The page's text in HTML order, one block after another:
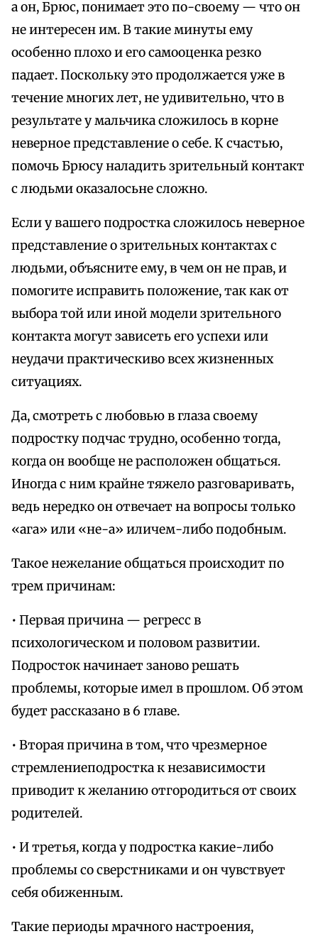
а он, Брюс, понимает это по-своему — что он
не интересен им. В такие минуты ему
особенно плохо и его самооценка резко
падает. Поскольку это продолжается уже в
течение многих лет, не удивительно, что в
результате у мальчика сложилось в корне
неверное представление о себе. К счастью,
помочь Брюсу наладить зрительный контакт
с людьми оказалосьне сложно.
Если у вашего подростка сложилось неверное
представление о зрительных контактах с
людьми, объясните ему, в чем он не прав, и
помогите исправить положение, так как от
выбора той или иной модели зрительного
контакта могут зависеть его успехи или
неудачи практическиво всех жизненных
ситуациях.
Да, смотреть с любовью в глаза своему
подростку подчас трудно, особенно тогда,
когда он вообще не расположен общаться.
Иногда с ним крайне тяжело разговаривать,
ведь нередко он отвечает на вопросы только
«ага» или «не-а» иличем-либо подобным.
Такое нежелание общаться происходит по
трем причинам:
• Первая причина — регресс в
психологическом и половом развитии.
Подросток начинает заново решать
проблемы, которые имел в прошлом. Об этом
будет рассказано в 6 главе.
• Вторая причина в том, что чрезмерное
стремлениеподростка к независимости
приводит к желанию отгородиться от своих
родителей.
• И третья, когда у подростка какие-либо
проблемы со сверстниками и он чувствует
себя обиженным.
Такие периоды мрачного настроения,